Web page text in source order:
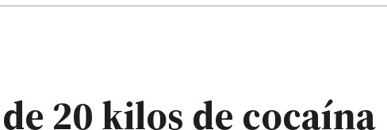
20 kilos de cocaína